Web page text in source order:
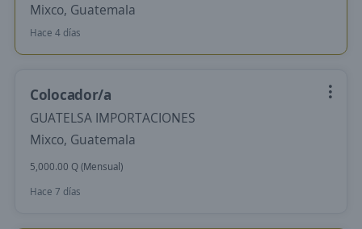
Mixco, Guatemala
Hace 4 días
Colocador/a
GUATELSA IMPORTACIONES
Mixco, Guatemala
5,000.00 Q (Mensual)
Hace 7 días